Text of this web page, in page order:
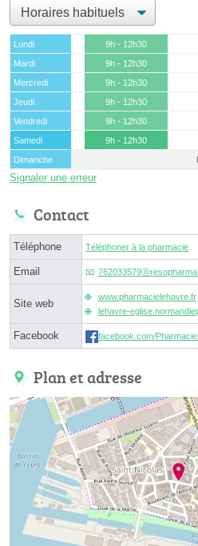
Lundi 9h - 12h30
Mardi
9h - 12h30
Mercredi
9h - 12h30
Jeudi
9h - 12h30
Vendredi
9h - 12h30
Samedi
9h - 12h30
Dimanche
Signaler une erreur
Contact
Téléphone Téléphoner à la pharmacie
Email
Site web
www.pharmacielehavre.fr
lehavre-
Facebook facebook.com/
Plan et adresse